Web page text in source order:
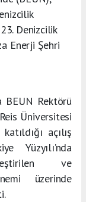
Denizcilik
Enerji Şehri
BEUN Rektörü
Üniversitesi
açılış
Yüzyılı’nda
ve
üzerinde